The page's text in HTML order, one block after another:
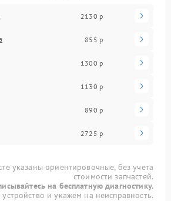
2130 р
855 р
1300 р
1130 р
890 р
2725 р
указаны ориентировочные, без учета
стоимости запчастей.
на бесплатную диагностику.
и укажем на неисправность.